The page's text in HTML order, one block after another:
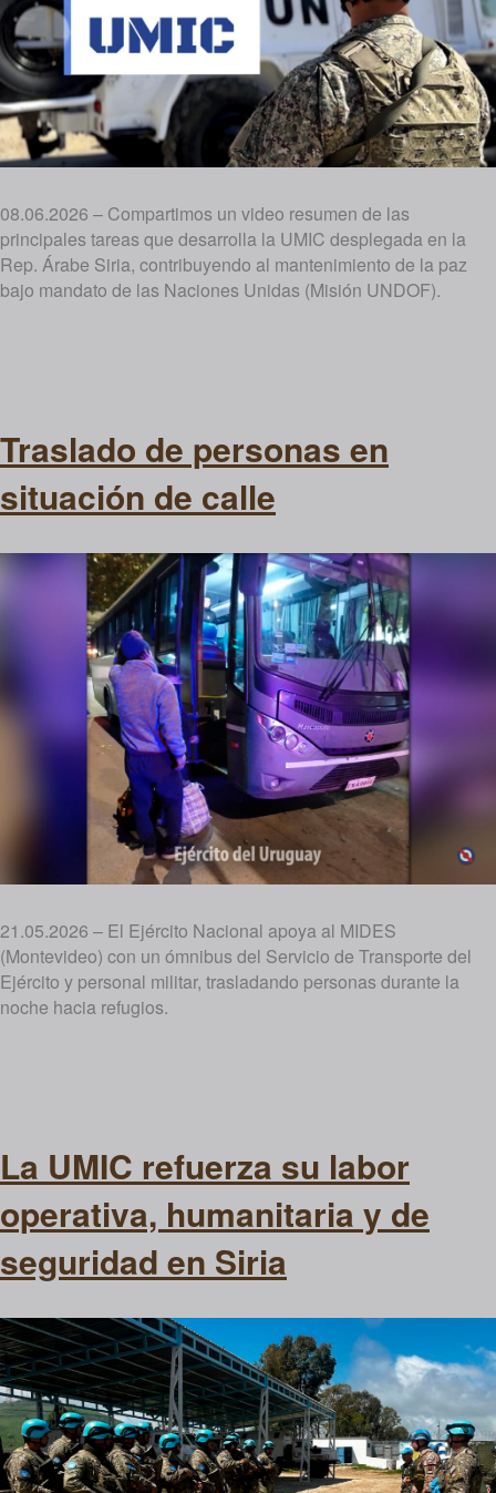
08.06.2026 – Compartimos un video resumen de las
principales tareas que desarrolla la UMIC desplegada en la
Rep. Árabe Siria, contribuyendo al mantenimiento de la paz
bajo mandato de las Naciones Unidas (Misión UNDOF).
Traslado de personas en
situación de calle
21.05.2026 – El Ejército Nacional apoya al MIDES
(Montevideo) con un ómnibus del Servicio de Transporte del
Ejército y personal militar, trasladando personas durante la
noche hacia refugios.
La UMIC refuerza su labor
operativa, humanitaria y de
seguridad en Siria